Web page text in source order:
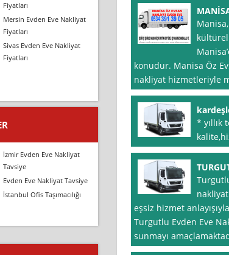
konudur. Manisa Öz
nakliyat hizmetleriyle
* yıllık
eşsiz hizmet
Turgutlu Evden Eve
sunmayı
Fiyatları
Mersin Evden Eve Nakliyat
Fiyatları
Sivas Evden Eve Nakliyat
Fiyatları
İzmir Evden Eve Nakliyat
Tavsiye
Evden Eve Nakliyat Tavsiye
İstanbul Ofis Taşımacılığı